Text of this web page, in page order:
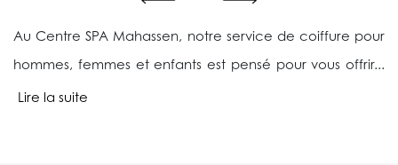
Au Centre SPA Mahassen, notre service de coiffure pour
hommes, femmes et enfants est pensé pour vous offrir...
Lire la suite